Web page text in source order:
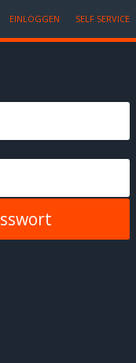
EINLOGGEN SELF SERVICE